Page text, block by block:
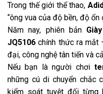
Trong thế giới thể thao,
“ông vua của độ bền, độ
Năm nay, phiên bản
JQ5106 chính thức ra mắt
đại, công nghệ tân tiến và
Nếu bạn là người chơi
những cú di chuyển chắc
kiểm soát tuyệt đối từng